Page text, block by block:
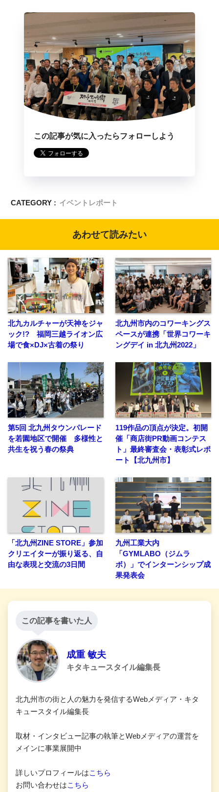
この記事が気に入ったらフォローしよう
CATEGORY : イベントレポート
あわせて読みたい
北九カルチャーが天神をジャ
ック!? 福岡三越ライオン広
場で食×DJ×古着の祭り
北九州市内のコワーキングス
ペースが連携「世界コワーキ
ングデイ in 北九州2022」
第5回 北九州タウンパレード
を若園地区で開催 多様性と
共生を祝う春の祭典
119作品の頂点が決定。初開
催「商店街PR動画コンテス
ト」最終審査会・表彰式レポ
ート【北九州市】
「北九州ZINE STORE」参加
クリエイターが振り返る、自
由な表現と交流の3日間
九州工業大内
「GYMLABO（ジムラ
ボ）」でインターンシップ成
果発表会
この記事を書いた人
成重 敏夫
キタキュースタイル編集長
北九州市の街と人の魅力を発信するWebメディア・キタ
キュースタイル編集長
取材・インタビュー記事の執筆とWebメディアの運営を
メインに事業展開中
詳しいプロフィールはこちら
お問い合わせはこちら